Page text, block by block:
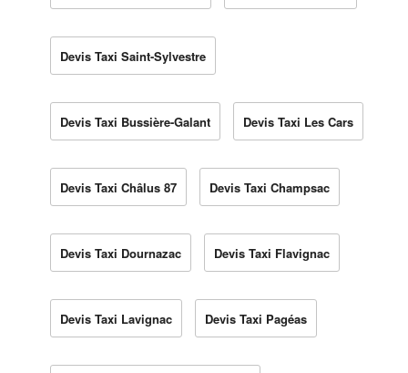
Devis Taxi Saint-Sylvestre
Devis Taxi Bussière-Galant Devis Taxi Les Cars
Devis Taxi Châlus 87 Devis Taxi Champsac
Devis Taxi Dournazac Devis Taxi Flavignac
Devis Taxi Lavignac Devis Taxi Pagéas